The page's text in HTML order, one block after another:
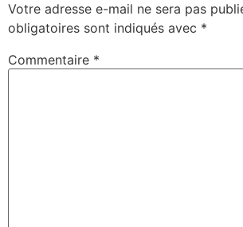
Votre adresse e-mail ne sera pas
obligatoires sont indiqués avec *
Commentaire *